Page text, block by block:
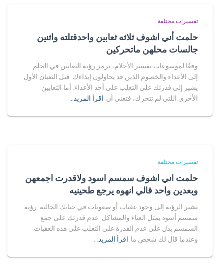
تفسيرات مختلفة
حلمت أني اشوف ثلاثه ثعابين واحدقتلته واثنين
جالسات محلهن ماتحركين
وفقًا لموسوعات تفسير الأحلام، يرمز رؤية الثعابين في الحلم
إلى الأعداء والخصوم الذين قد يحاولون إيذاءك. قتل الثعبان الأول
يشير إلى قدرتك على التغلب على أحد الأعداء. أما الثعابين
الأخرى اللتي لم تتحرك، فتعني أن اقرأ المزيد…
تفسيرات مختلفة
حلمت اني اشوف سمسم اسود ولاقدرت اجمعهن
وبعدين واحد قالي انهوه يرجع طحينيه
تشير الرؤية إلى وجود عقبات أو صعوبات في حياتك الحالية. رؤية
سمسم أسود يمثل العناء والمشاكل. عدم قدرتك على جمع
السمسم يدل على عدم القدرة على التغلب على هذه العقبات.
وعندما قال لك شخص ما اقرأ المزيد…